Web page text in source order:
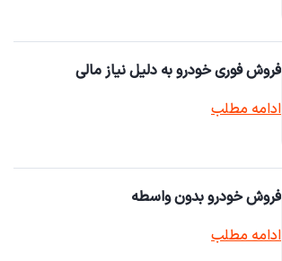
فروش فوری خودرو به دلیل نیاز مالی
ادامه مطلب
فروش خودرو بدون واسطه
ادامه مطلب